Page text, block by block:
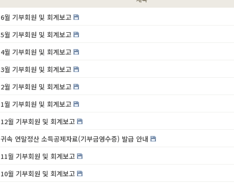
월 기부회원 및 회계보고
월 기부회원 및 회계보고
월 기부회원 및 회계보고
월 기부회원 및 회계보고
월 기부회원 및 회계보고
월 기부회원 및 회계보고
월 기부회원 및 회계보고
속 연말정산 소득공제자료(기부금영수증) 발급 안내
월 기부회원 및 회계보고
월 기부회원 및 회계보고